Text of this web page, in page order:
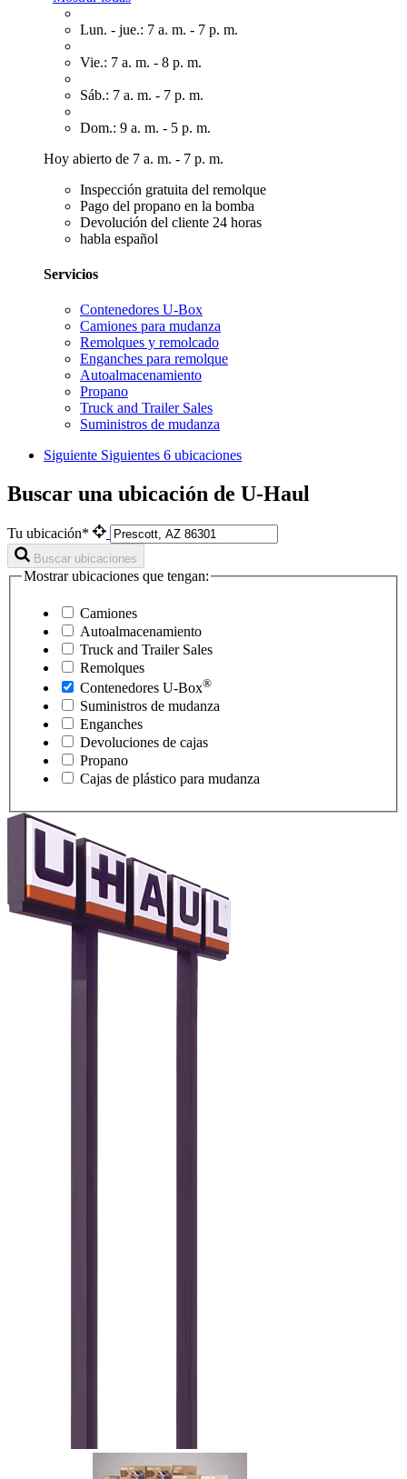
Lun. - jue.: 7 a. m. - 7 p. m.
Vie.: 7 a. m. - 8 p. m.
Sáb.: 7 a. m. - 7 p. m.
Dom.: 9 a. m. - 5 p. m.
Hoy abierto de 7 a. m. - 7 p. m.
Inspección gratuita del remolque
Pago del propano en la bomba
Devolución del cliente 24 horas
habla español
Servicios
Contenedores U-Box
Camiones para mudanza
Remolques y remolcado
Enganches para remolque
Autoalmacenamiento
Propano
Truck and Trailer Sales
Suministros de mudanza
Siguiente Siguientes 6 ubicaciones
Buscar una ubicación de U-Haul
Tu ubicación*
Buscar ubicaciones
Mostrar ubicaciones que tengan:
Camiones
Autoalmacenamiento
Truck and Trailer Sales
Remolques
Contenedores U-Box®
Suministros de mudanza
Enganches
Devoluciones de cajas
Propano
Cajas de plástico para mudanza